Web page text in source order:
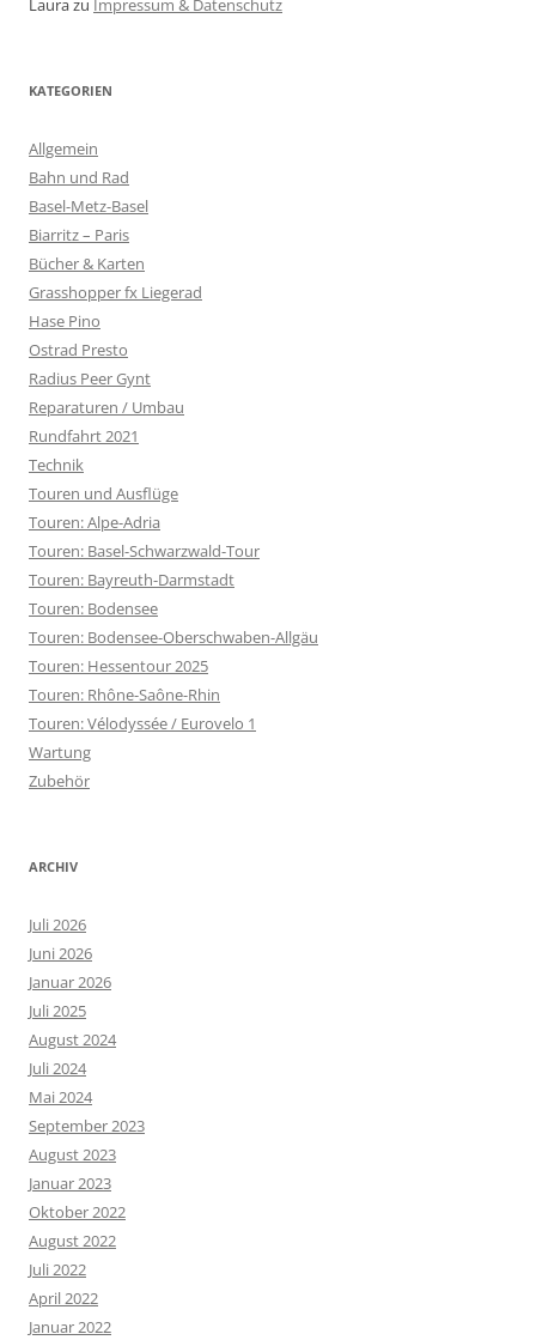
Laurazu Impressum & Datenschutz
KATEGORIEN
Allgemein
Bahn und Rad
Basel-Metz-Basel
Biarritz – Paris
Bücher & Karten
Grasshopper fx Liegerad
Hase Pino
Ostrad Presto
Radius Peer Gynt
Reparaturen / Umbau
Rundfahrt 2021
Technik
Touren und Ausflüge
Touren: Alpe-Adria
Touren: Basel-Schwarzwald-Tour
Touren: Bayreuth-Darmstadt
Touren: Bodensee
Touren: Bodensee-Oberschwaben-Allgäu
Touren: Hessentour 2025
Touren: Rhône-Saône-Rhin
Touren: Vélodyssée / Eurovelo 1
Wartung
Zubehör
ARCHIV
Juli 2026
Juni 2026
Januar 2026
Juli 2025
August 2024
Juli 2024
Mai 2024
September 2023
August 2023
Januar 2023
Oktober 2022
August 2022
Juli 2022
April 2022
Januar 2022